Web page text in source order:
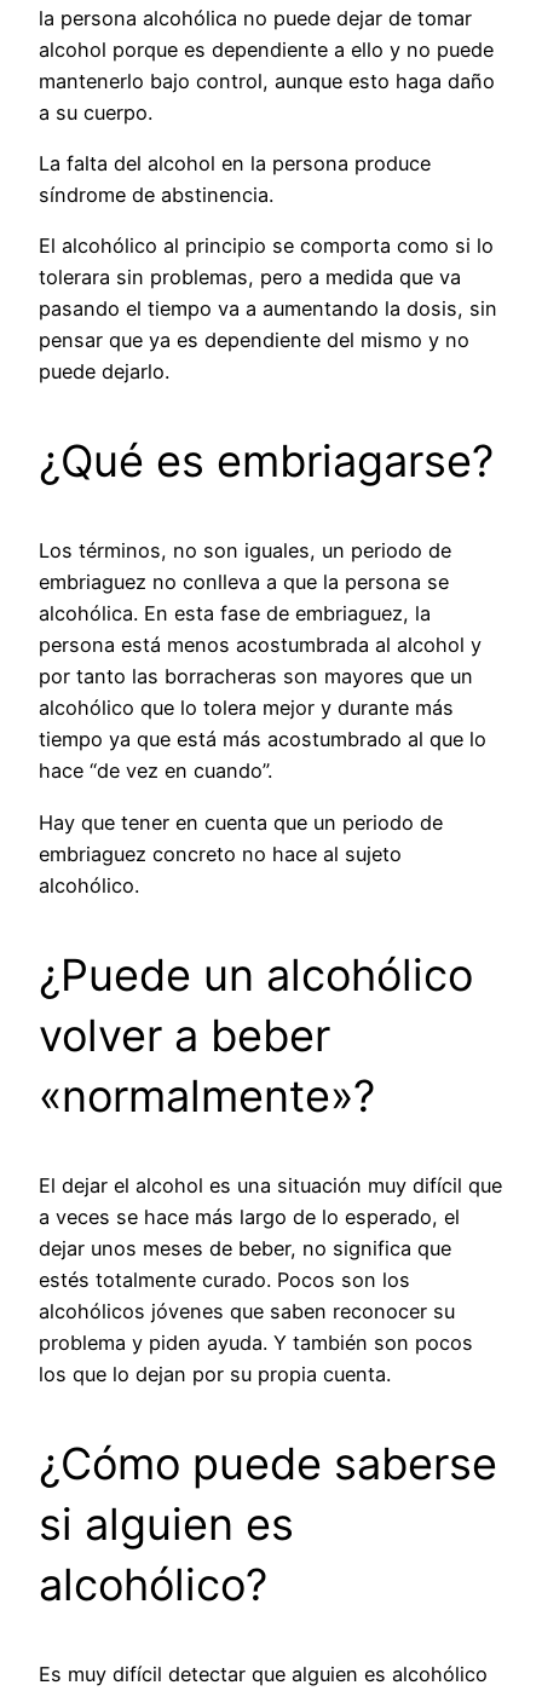
la persona alcohólica no puede dejar de tomar
alcohol porque es dependiente a ello y no puede
mantenerlo bajo control, aunque esto haga daño
a su cuerpo.
La falta del alcohol en la persona produce
síndrome de abstinencia.
El alcohólico al principio se comporta como si lo
tolerara sin problemas, pero a medida que va
pasando el tiempo va a aumentando la dosis, sin
pensar que ya es dependiente del mismo y no
puede dejarlo.
¿Qué es embriagarse?
Los términos, no son iguales, un periodo de
embriaguez no conlleva a que la persona se
alcohólica. En esta fase de embriaguez, la
persona está menos acostumbrada al alcohol y
por tanto las borracheras son mayores que un
alcohólico que lo tolera mejor y durante más
tiempo ya que está más acostumbrado al que lo
hace “de vez en cuando”.
Hay que tener en cuenta que un periodo de
embriaguez concreto no hace al sujeto
alcohólico.
¿Puede un alcohólico
volver a beber
«normalmente»?
El dejar el alcohol es una situación muy difícil que
a veces se hace más largo de lo esperado, el
dejar unos meses de beber, no significa que
estés totalmente curado. Pocos son los
alcohólicos jóvenes que saben reconocer su
problema y piden ayuda. Y también son pocos
los que lo dejan por su propia cuenta.
¿Cómo puede saberse
si alguien es
alcohólico?
Es muy difícil detectar que alguien es alcohólico